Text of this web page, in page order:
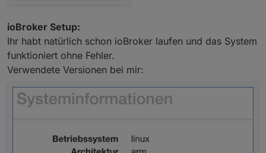
ioBroker Setup:
Ihr habt natürlich schon ioBroker laufen und das System
funktioniert ohne Fehler.
Verwendete Versionen bei mir: